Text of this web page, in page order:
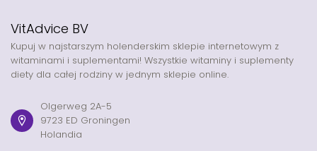
VitAdvice BV
Kupuj w najstarszym holenderskim sklepie internetowym z
witaminami i suplementami! Wszystkie witaminy i suplementy
diety dla całej rodziny w jednym sklepie online.
Olgerweg 2A-5
9723 ED Groningen
Holandia